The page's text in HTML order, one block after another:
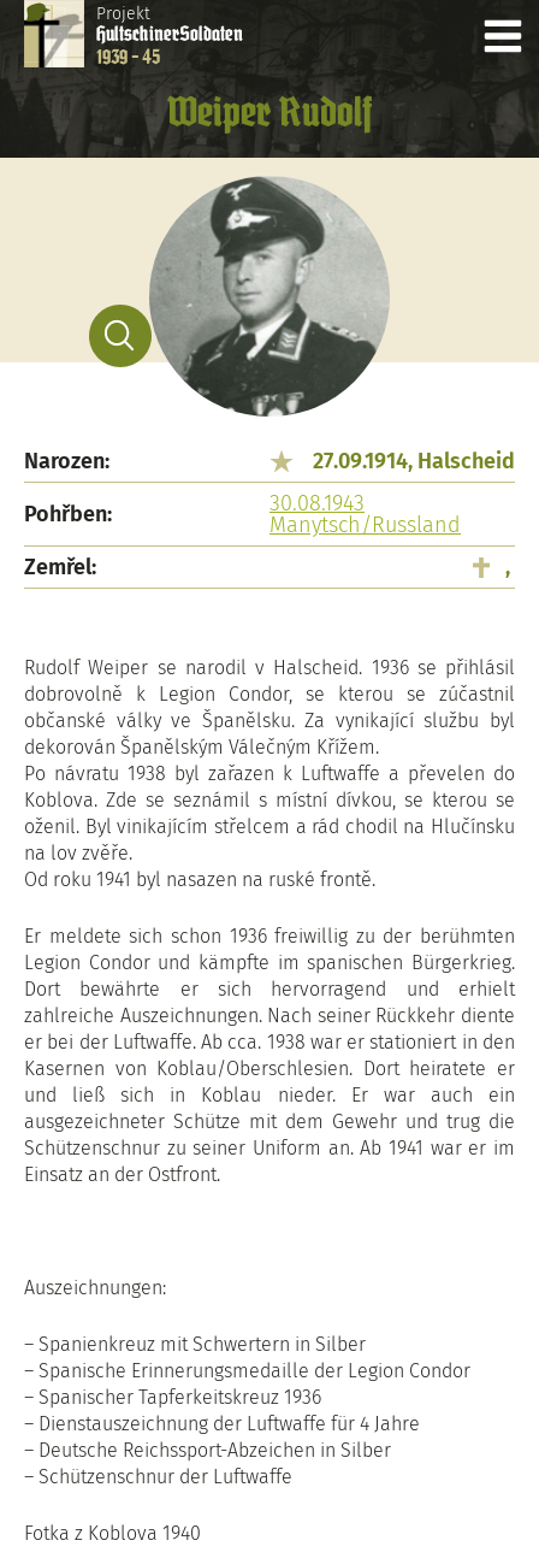
Projekt
HultschinerSoldaten
1939 - 45
Weiper Rudolf
Narozen:
27.09.1914, Halscheid
Pohřben:
30.08.1943
Manytsch/Russland
Zemřel:
,
Rudolf Weiper se narodil v Halscheid. 1936 se přihlásil
dobrovolně k Legion Condor, se kterou se zúčastnil
občanské války ve Španělsku. Za vynikající službu byl
dekorován Španělským Válečným Křížem.
Po návratu 1938 byl zařazen k Luftwaffe a převelen do
Koblova. Zde se seznámil s místní dívkou, se kterou se
oženil. Byl vinikajícím střelcem a rád chodil na Hlučínsku
na lov zvěře.
Od roku 1941 byl nasazen na ruské frontě.
Er meldete sich schon 1936 freiwillig zu der berühmten
Legion Condor und kämpfte im spanischen Bürgerkrieg.
Dort bewährte er sich hervorragend und erhielt
zahlreiche Auszeichnungen. Nach seiner Rückkehr diente
er bei der Luftwaffe. Ab cca. 1938 war er stationiert in den
Kasernen von Koblau/Oberschlesien. Dort heiratete er
und ließ sich in Koblau nieder. Er war auch ein
ausgezeichneter Schütze mit dem Gewehr und trug die
Schützenschnur zu seiner Uniform an. Ab 1941 war er im
Einsatz an der Ostfront.
Auszeichnungen:
– Spanienkreuz mit Schwertern in Silber
– Spanische Erinnerungsmedaille der Legion Condor
– Spanischer Tapferkeitskreuz 1936
– Dienstauszeichnung der Luftwaffe für 4 Jahre
– Deutsche Reichssport-Abzeichen in Silber
– Schützenschnur der Luftwaffe
Fotka z Koblova 1940